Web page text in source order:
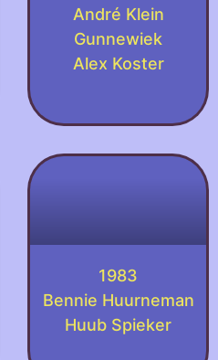
André Klein
Gunnewiek
Alex Koster
1983
Bennie Huurneman
Huub Spieker